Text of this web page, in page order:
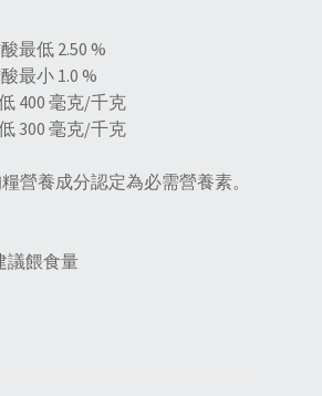
最低 2.50 %
最小 1.0 %
400 毫克/千克
300 毫克/千克
糧營養成分認定為必需營養素。
議餵食量